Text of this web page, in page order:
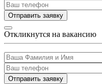
Отправить заявку
Откликнутся на вакансию
Отправить заявку